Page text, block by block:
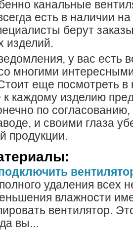
канальные
есть в наличии
берут
изделий.
у вас есть
многими
еще посмотреть в
к каждому изделию
по
и своими глаза
продукции.
удаления всех
влажности
вентилятор.
вы...